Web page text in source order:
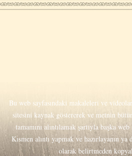
Bu web sayfasındaki makaleleri ve
sitesini kaynak göstererek ve metnin
tamamını alıntılamak şartıyla başka
Kısmen alıntı yapmak ve hazırlayanın
olarak belirtmeden